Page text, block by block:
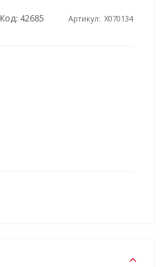
Код: 42685 Артикул: X070134